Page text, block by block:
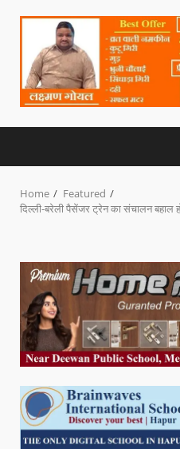
Home
Featured
दिल्ली-बरेली पैसेंजर ट्रेन का संचालन बहाल